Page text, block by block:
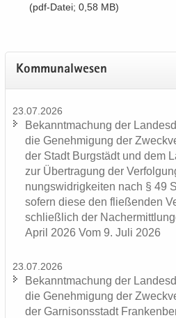
(pdf-​Datei; 0,58 MB)
Kom­mu­nal­we­sen
23.07.2026
Be­kannt­ma­chung der
die Ge­neh­mi­gung der
der Stadt Burg­städt und dem
zur Über­tra­gung der
nungs­wid­rig­kei­ten nach § 49
so­fern diese den flie­ßen­den
schließ­lich der
April 2026 Vom 9. Juli 2026
23.07.2026
Be­kannt­ma­chung der
die Ge­neh­mi­gung der
der Gar­ni­sons­stadt